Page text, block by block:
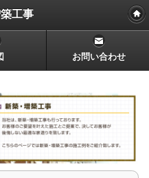
工事
お問い合わせ